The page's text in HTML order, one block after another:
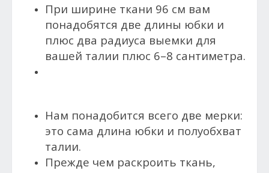
При ширине ткани 96 см вам
понадобятся две длины юбки и
плюс два радиуса выемки для
вашей талии плюс 6–8 сантиметра.
Нам понадобится всего две мерки:
это сама длина юбки и полуобхват
талии.
Прежде чем раскроить ткань,